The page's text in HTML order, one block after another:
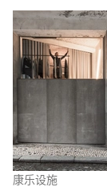
康乐设施